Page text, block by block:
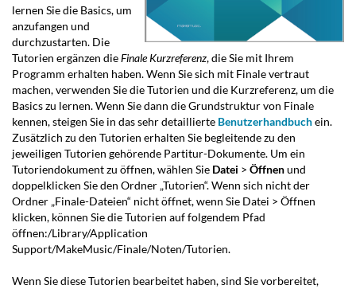
lernen Sie die Basics, um
anzufangen und
durchzustarten. Die
Tutorien ergänzen dieFinale Kurzreferenz, die Sie mit Ihrem
Programm erhalten haben. Wenn Sie sich mit Finale vertraut
machen, verwenden Sie die Tutorien und die Kurzreferenz, um die
Basics zu lernen. Wenn Sie dann die Grundstruktur von Finale
kennen, steigen Sie in das sehr detaillierte Benutzerhandbuchein.
Zusätzlich zu den Tutorien erhalten Sie begleitende zu den
jeweiligen Tutorien gehörende Partitur-Dokumente. Um ein
Tutoriendokument zu öffnen, wählen Sie Datei > Öffnenund
doppelklicken Sie den Ordner „Tutorien“. Wenn sich nicht der
Ordner „Finale-Dateien“ nicht öffnet, wenn Sie Datei > Öffnen
klicken, können Sie die Tutorien auf folgendem Pfad
öffnen:/Library/Application
Support/MakeMusic/Finale/Noten/Tutorien.
Wenn Sie diese Tutorien bearbeitet haben, sind Sie vorbereitet,